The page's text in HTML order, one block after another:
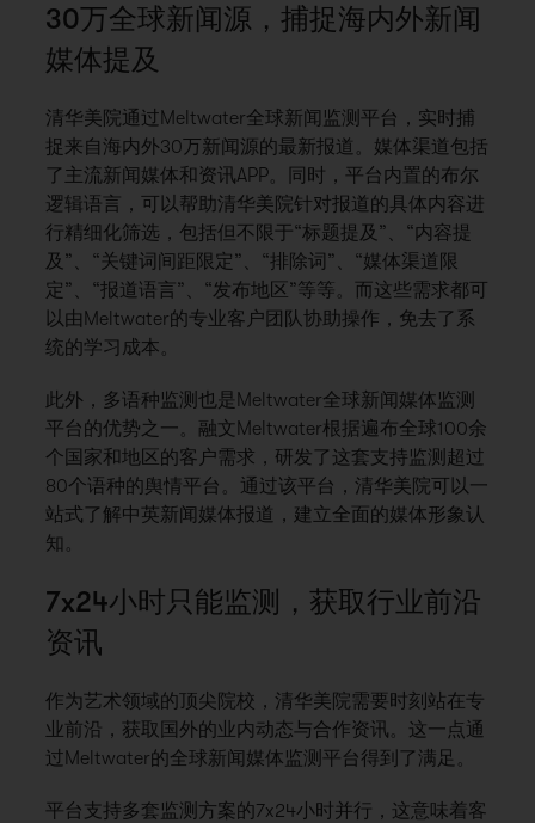
30万全球新闻源，捕捉海内外新闻
媒体提及
清华美院通过Meltwater全球新闻监测平台，实时捕
捉来自海内外30万新闻源的最新报道。媒体渠道包括
了主流新闻媒体和资讯APP。同时，平台内置的布尔
逻辑语言，可以帮助清华美院针对报道的具体内容进
行精细化筛选，包括但不限于“标题提及”、“内容提
及”、“关键词间距限定”、“排除词”、“媒体渠道限
定”、“报道语言”、“发布地区”等等。而这些需求都可
以由Meltwater的专业客户团队协助操作，免去了系
统的学习成本。
此外，多语种监测也是Meltwater全球新闻媒体监测
平台的优势之一。融文Meltwater根据遍布全球100余
个国家和地区的客户需求，研发了这套支持监测超过
80个语种的舆情平台。通过该平台，清华美院可以一
站式了解中英新闻媒体报道，建立全面的媒体形象认
知。
7x24小时只能监测，获取行业前沿
资讯
作为艺术领域的顶尖院校，清华美院需要时刻站在专
业前沿，获取国外的业内动态与合作资讯。这一点通
过Meltwater的全球新闻媒体监测平台得到了满足。
平台支持多套监测方案的7x24小时并行，这意味着客